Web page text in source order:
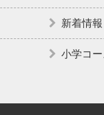
新着情報
小学コー